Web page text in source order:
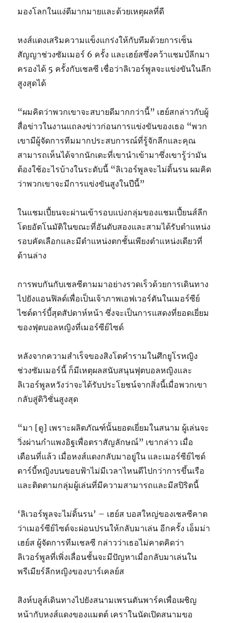
มองโลกในแง่ดีมากมายและด้วยเหตุผลที่ดี
หงส์แดงเสริมความแข็งแกร่งให้กับทีมด้วยการเซ็น
สัญญาช่วงซัมเมอร์ 6 ครั้ง และเฮย์สซึ่งคว้าแชมป์ลีกมา
ครองได้ 5 ครั้งกับเชลซี เชื่อว่าลิเวอร์พูลจะแข่งขันในลีก
สูงสุดได้
“ผมคิดว่าพวกเขาจะสบายดีมากกว่านี้” เฮย์สกล่าวกับผู้
สื่อข่าวในงานแถลงข่าวก่อนการแข่งขันของเธอ “พวก
เขามีผู้จัดการทีมมากประสบการณ์ที่รู้จักลีกและคุณ
สามารถเห็นได้จากนักเตะที่เขานําเข้ามาซึ่งเขารู้ว่ามัน
ต้องใช้อะไรบ้างในระดับนี้ “ลิเวอร์พูลจะไม่ดิ้นรน ผมคิด
ว่าพวกเขาจะมีการแข่งขันสูงในปีนี้”
ในแชมเปี้ยนจะผ่านเข้ารอบแบ่งกลุ่มของแชมเปี้ยนส์ลีก
โดยอัตโนมัติในขณะที่อันดับสองและสามได้รับตําแหน่ง
รอบคัดเลือกและมีตําแหน่งตกชั้นเพียงตําแหน่งเดียวที่
ด้านล่าง
การพบกันกับเชลซีตามมาอย่างรวดเร็วด้วยการเดินทาง
ไปยังแอนฟิลด์เพื่อเป็นเจ้าภาพเอฟเวอร์ตันในเมอร์ซีย์
ไซด์ดาร์บี้สุดสัปดาห์หน้า ซึ่งจะเป็นการแสดงที่ยอดเยี่ยม
ของฟุตบอลหญิงที่เมอร์ซีย์ไซด์
หลังจากความสําเร็จของสิงโตคํารามในศึกยูโรหญิง
ช่วงซัมเมอร์นี้ ก็มีเหตุผลสนับสนุนฟุตบอลหญิงและ
ลิเวอร์พูลหวังว่าจะได้รับประโยชน์จากสิ่งนี้เมื่อพวกเขา
กลับสู่ดิวิชั่นสูงสุด
“มา [ดู] เพราะผลิตภัณฑ์นั้นยอดเยี่ยมในสนาม ผู้เล่นจะ
วิ่งผ่านกําแพงอิฐเพื่อตราสัญลักษณ์” เขากล่าว เมื่อ
เดือนที่แล้ว เมื่อหงส์แดงกลับมาอยู่ใน และเมอร์ซีย์ไซด์
ดาร์บี้หญิงบนขอบฟ้าไม่มีเวลาไหนดีไปกว่าการขึ้นเรือ
และติดตามกลุ่มผู้เล่นที่มีความสามารถและมีสปิริตนี้
‘ลิเวอร์พูลจะไม่ดิ้นรน’ – เฮย์ส บอสใหญ่ของเชลซีคาด
ว่าเมอร์ซีย์ไซด์จะผ่อนปรนให้กลับมาเล่น อีกครั้ง เอ็มม่า
เฮย์ส ผู้จัดการทีมเชลซี กล่าวว่าเธอไม่คาดคิดว่า
ลิเวอร์พูลที่เพิ่งเลื่อนชั้นจะมีปัญหาเมื่อกลับมาเล่นใน
พรีเมียร์ลีกหญิงของบาร์เคลย์ส
สิงห์บลูส์เดินทางไปยังสนามเพรนตันพาร์คเพื่อเผชิญ
หน้ากับหงส์แดงของแมตต์ เคราในนัดเปิดสนามขอ